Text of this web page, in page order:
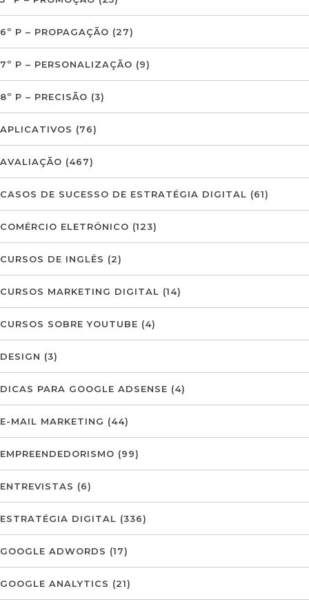
6º P – PROPAGAÇÃO (27)
7º P – PERSONALIZAÇÃO (9)
8º P – PRECISÃO (3)
APLICATIVOS (76)
AVALIAÇÃO (467)
CASOS DE SUCESSO DE ESTRATÉGIA DIGITAL (61)
COMÉRCIO ELETRÓNICO (123)
CURSOS DE INGLÊS (2)
CURSOS MARKETING DIGITAL (14)
CURSOS SOBRE YOUTUBE (4)
DESIGN (3)
DICAS PARA GOOGLE ADSENSE (4)
E-MAIL MARKETING (44)
EMPREENDEDORISMO (99)
ENTREVISTAS (6)
ESTRATÉGIA DIGITAL (336)
GOOGLE ADWORDS (17)
GOOGLE ANALYTICS (21)